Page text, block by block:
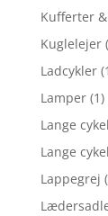
Kufferter
Kuglelejer
Ladcykler
Lamper (1)
Lange
Lange
Lappegrej